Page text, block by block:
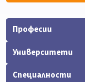
Професии
Университети
Специалности